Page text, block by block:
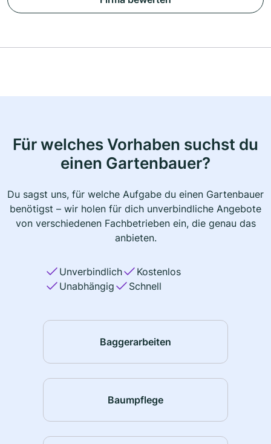
Für welches Vorhaben suchst du
einen Gartenbauer?
Du sagst uns, für welche Aufgabe du einen Gartenbauer
benötigst – wir holen für dich unverbindliche Angebote
von verschiedenen Fachbetrieben ein, die genau das
anbieten.
Unverbindlich
Kostenlos
Unabhängig
Schnell
Baggerarbeiten
Baumpflege